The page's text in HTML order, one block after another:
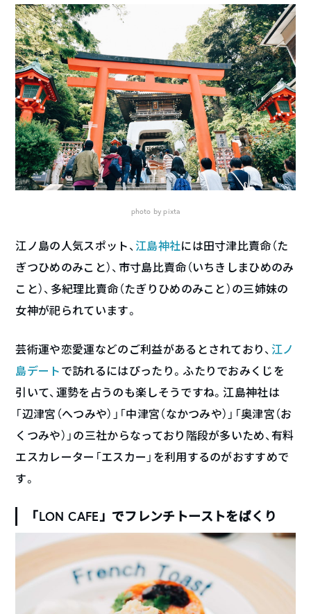
photo by pixta
江ノ島の人気スポット、 江島神社には田寸津比賣命（た
ぎつひめのみこと）、市寸島比賣命（いちきしまひめのみ
こと）、多紀理比賣命（たぎりひめのみこと）の三姉妹の
女神が祀られています。
芸術運や恋愛運などのご利益があるとされており、 江ノ
島デート で訪れるにはぴったり。ふたりでおみくじを
引いて、運勢を占うのも楽しそうですね。江島神社は
「辺津宮（へつみや）」「中津宮（なかつみや）」「奥津宮（お
くつみや）」の三社からなっており階段が多いため、有料
エスカレーター「エスカー」を利用するのがおすすめで
す。
「LON CAFE」でフレンチトーストをぱくり